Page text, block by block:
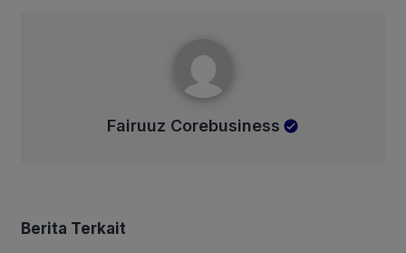
Fairuuz Corebusiness
Berita Terkait